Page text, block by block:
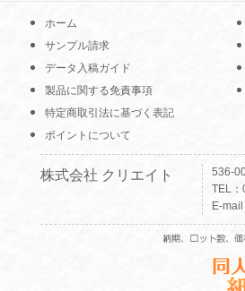
ホーム
サンプル請求
データ入稿ガイド
製品に関する免責事項
特定商取引法に基づく表記
ポイントについて
株式会社 クリエイト
536-
TEL
E-